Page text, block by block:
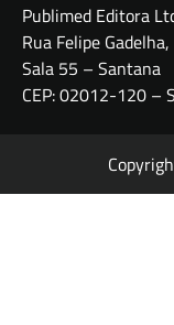
Publimed Editora
Rua Felipe
Sala 55 – Santana
CEP: 02012-120 –